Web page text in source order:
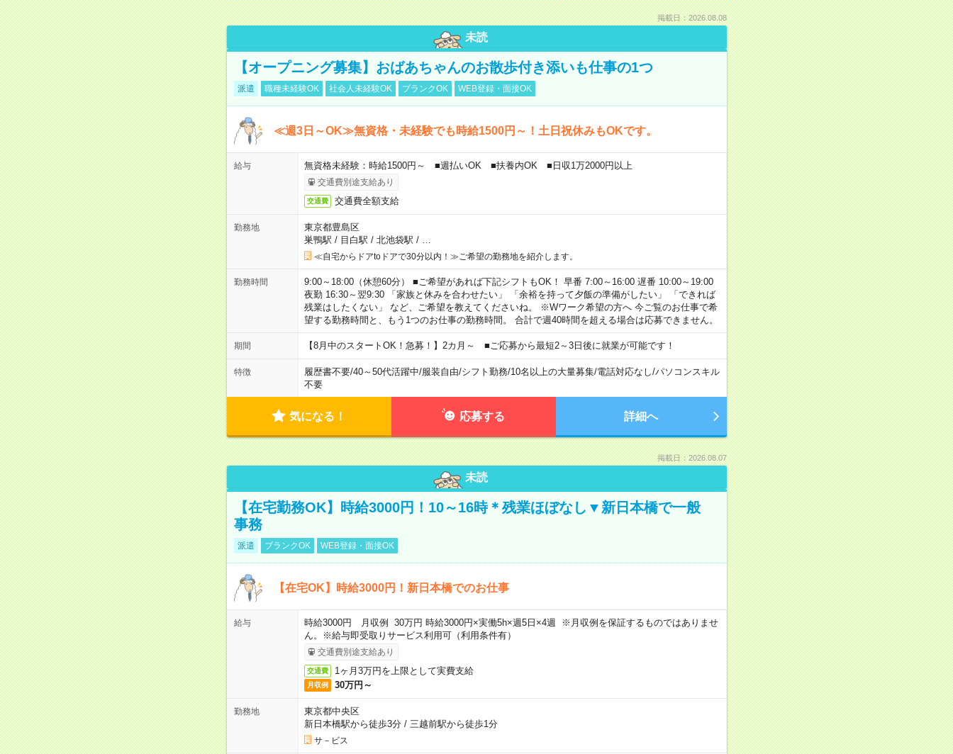
掲載日：2026.08.08
未読
【オープニング募集】おばあちゃんのお散歩付き添いも仕事の1つ
派遣 職種未経験OK 社会人未経験OK ブランクOK WEB登録・面接OK
≪週3日～OK≫無資格・未経験でも時給1500円～！土日祝休みもOKです。
給与 無資格未経験：時給1500円～ ■週払いOK ■扶養内OK ■日収1万2000円以上
交通費別途支給あり
交通費 交通費全額支給
勤務地
東京都豊島区
巣鴨駅 / 目白駅 / 北池袋駅 /
≪自宅からドアtoドアで30分以内！≫ご希望の勤務地を紹介します。
勤務時間
9:00～18:00（休憩60分） ■ご希望があれば下記シフトもOK！ 早番 7:00～16:00 遅番 10:00～19:00
夜勤 16:30～翌9:30 「家族と休みを合わせたい」 「余裕を持って夕飯の準備がしたい」 「できれば
残業はしたくない」 など、ご希望を教えてくださいね。 ※Wワーク希望の方へ 今ご覧のお仕事で希
望する勤務時間と、もう1つのお仕事の勤務時間。 合計で週40時間を超える場合は応募できません。
期間 【8月中のスタートOK！急募！】2カ月～ ■ご応募から最短2～3日後に就業が可能です！
特徴 履歴書不要/40～50代活躍中/服装自由/シフト勤務/10名以上の大量募集/電話対応なし/パソコンスキル
不要
気になる！ 応募する 詳細へ
掲載日：2026.08.07
未読
【在宅勤務OK】時給3000円！10～16時＊残業ほぼなし▼新日本橋で一般
事務
派遣 ブランクOK WEB登録・面接OK
【在宅OK】時給3000円！新日本橋でのお仕事
給与
時給3000円 月収例 30万円 時給3000円×実働5h×週5日×4週 ※月収例を保証するものではありませ
ん。※給与即受取りサービス利用可（利用条件有）
交通費別途支給あり
交通費 1ヶ月3万円を上限として実費支給
月収例 30万円～
勤務地
東京都中央区
新日本橋駅から徒歩3分/ 三越前駅から徒歩1分
サ－ビス